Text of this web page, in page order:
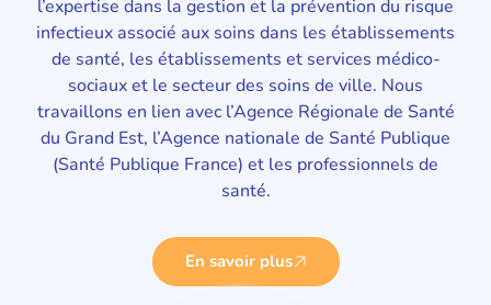
l’expertise dans la gestion et la prévention du risque
infectieux associé aux soins dans les établissements
de santé, les établissements et services médico-
sociaux et le secteur des soins de ville. Nous
travaillons en lien avec l’Agence Régionale de Santé
du Grand Est, l’Agence nationale de Santé Publique
(Santé Publique France) et les professionnels de
santé.
En savoir plus